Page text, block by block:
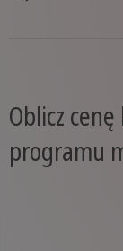
Oblicz
programu